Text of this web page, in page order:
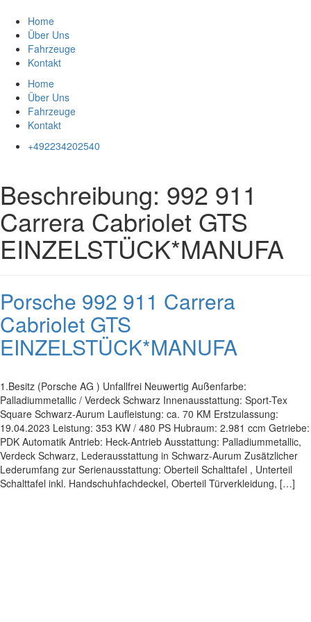
Inhalt
springen
Home
Über Uns
Fahrzeuge
Kontakt
Home
Über Uns
Fahrzeuge
Kontakt
+492234202540
Beschreibung: 992 911
Carrera Cabriolet GTS
EINZELSTÜCK*MANUFA
Porsche 992 911 Carrera
Cabriolet GTS
EINZELSTÜCK*MANUFA
1.Besitz (Porsche AG ) Unfallfrei Neuwertig Außenfarbe:
Palladiummetallic / Verdeck Schwarz Innenausstattung: Sport-Tex
Square Schwarz-Aurum Laufleistung: ca. 70 KM Erstzulassung:
19.04.2023 Leistung: 353 KW / 480 PS Hubraum: 2.981 ccm Getriebe:
PDK Automatik Antrieb: Heck-Antrieb Ausstattung: Palladiummetallic,
Verdeck Schwarz, Lederausstattung in Schwarz-Aurum Zusätzlicher
Lederumfang zur Serienausstattung: Oberteil Schalttafel , Unterteil
Schalttafel inkl. Handschuhfachdeckel, Oberteil Türverkleidung, […]